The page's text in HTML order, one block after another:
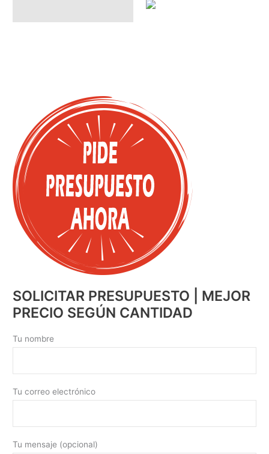
SOLICITAR PRESUPUESTO | MEJOR
PRECIO SEGÚN CANTIDAD
Tu nombre
Tu correo electrónico
Tu mensaje (opcional)